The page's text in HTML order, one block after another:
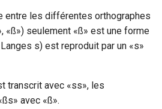
entre les différentes orthographes
«ß») seulement «ß» est une forme
s) est reproduit par un «s»
transcrit avec «ss», les
avec «ß».